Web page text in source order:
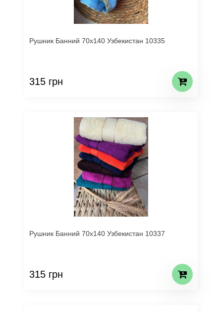
Рушник Банний 70х140 Узбекистан 10335
315 грн
Рушник Банний 70х140 Узбекистан 10337
315 грн